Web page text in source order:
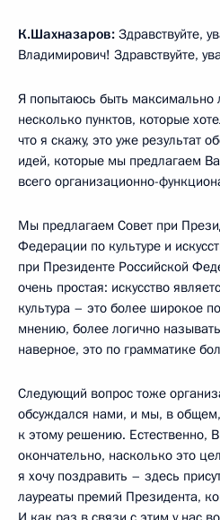
К.Шахназаров: Здравствуйте,
Владимирович! Здравствуйте,
Я попытаюсь быть максимально
несколько пунктов, которые
что я скажу, это уже результат
идей, которые мы предлагаем
всего организационно-
Мы предлагаем Совет при
Федерации по культуре и
при Президенте Российской
очень простая: искусство
культура – это более широкое
мнению, более логично называть
наверное, это по грамматике
Следующий вопрос тоже
обсуждался нами, и мы, в
к этому решению. Естественно,
окончательно, насколько это
я хочу поздравить – здесь
лауреаты премий Президента,